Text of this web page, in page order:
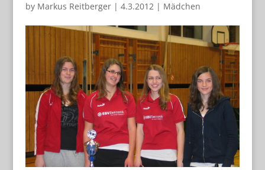
by Markus Reitberger| 4.3.2012| Mädchen